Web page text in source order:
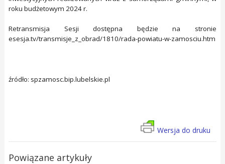
roku budżetowym 2024 r.
Retransmisja Sesji dostępna będzie na stronie
esesja.tv/transmisje_z_obrad/1810/rada-powiatu-w-zamosciu.htm
źródło: spzamosc.bip.lubelskie.pl
Wersja do druku
Powiązane artykuły